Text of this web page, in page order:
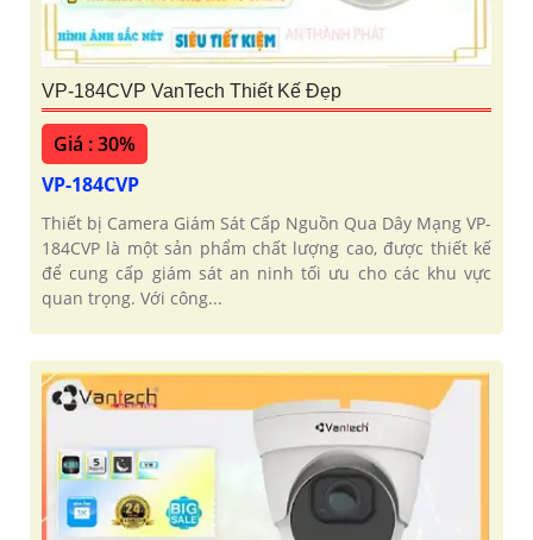
VP-184CVP VanTech Thiết Kế Đẹp
Giá : 30%
VP-184CVP
Thiết bị Camera Giám Sát Cấp Nguồn Qua Dây Mạng VP-
184CVP là một sản phẩm chất lượng cao, được thiết kế
để cung cấp giám sát an ninh tối ưu cho các khu vực
quan trọng. Với công...